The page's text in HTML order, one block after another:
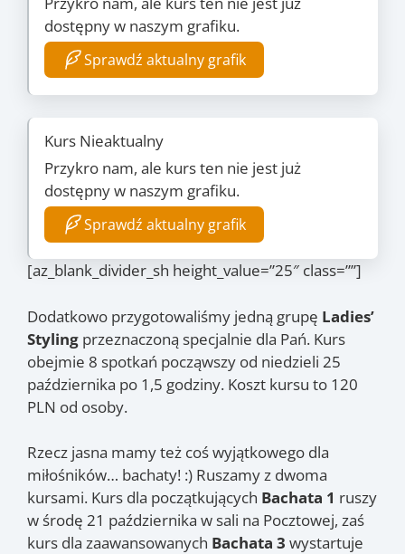
dostępny w naszym grafiku.
Sprawdź aktualny grafik
Kurs Nieaktualny
Przykro nam, ale kurs ten nie jest już
dostępny w naszym grafiku.
Sprawdź aktualny grafik
[az_blank_divider_sh height_value=”25″ class=””]
Dodatkowo przygotowaliśmy jedną grupę Ladies’
Styling przeznaczoną specjalnie dla Pań. Kurs
obejmie 8 spotkań począwszy od niedzieli 25
października po 1,5 godziny. Koszt kursu to 120
PLN od osoby.
Rzecz jasna mamy też coś wyjątkowego dla
miłośników… bachaty! :) Ruszamy z dwoma
kursami. Kurs dla początkujących Bachata 1 ruszy
w środę 21 października w sali na Pocztowej, zaś
kurs dla zaawansowanych Bachata 3 wystartuje